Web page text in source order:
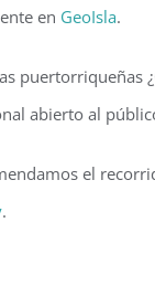
en GeoIsla.
puertorriqueñas
abierto al
el
.